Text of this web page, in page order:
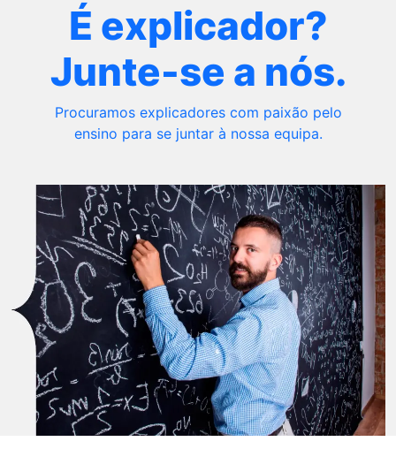
É explicador?
Junte-se a nós.
Procuramos explicadores com paixão pelo
ensino para se juntar à nossa equipa.